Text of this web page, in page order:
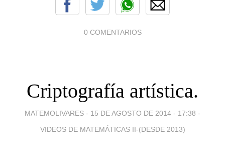
0 COMENTARIOS
Criptografía artística.
MATEMOLIVARES - 15 DE AGOSTO DE 2014 - 17:38 -
VIDEOS DE MATEMÁTICAS II-(DESDE 2013)